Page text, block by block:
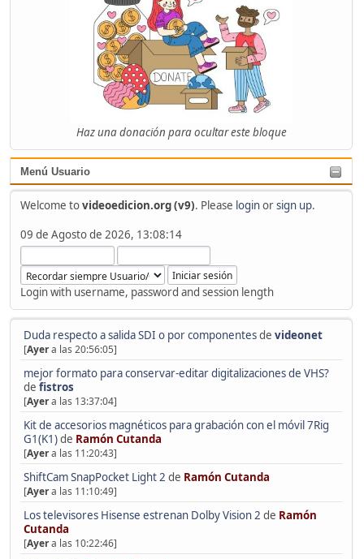
Haz una donación para ocultar este bloque
Menú Usuario
Welcome tovideoedicion.org (v9). Please loginorsign up.
09 de Agosto de 2026, 13:08:14
Login with username, password and session length
Duda respecto a salida SDI o por componentesde videonet
[Ayera las 20:56:05]
mejor formato para conservar-editar digitalizaciones de VHS?
de fistros
[Ayera las 13:37:04]
Kit de accesorios magnéticos para grabación con el móvil 7Rig
G1(K1)de Ramón Cutanda
[Ayera las 11:20:43]
ShiftCam SnapPocket Light 2 de Ramón Cutanda
[Ayera las 11:10:49]
Los televisores Hisense estrenan Dolby Vision 2 de Ramón
Cutanda
[Ayera las 10:22:46]